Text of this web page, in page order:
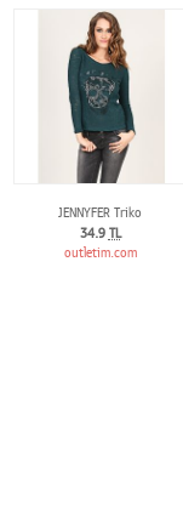
JENNYFER Triko
34.9 TL
outletim.com